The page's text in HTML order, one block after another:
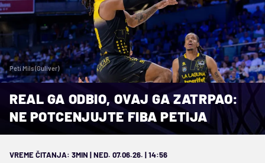
Peti Mils (Guliver)
REAL GA ODBIO, OVAJ GA ZATRPAO:
NE POTCENJUJTE FIBA PETIJA
VREME ČITANJA: 3MIN | NED. 07.06.26. | 14:56